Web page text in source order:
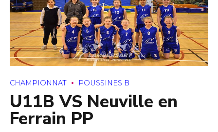
CHAMPIONNAT POUSSINES B
U11B VS Neuville en
Ferrain PP